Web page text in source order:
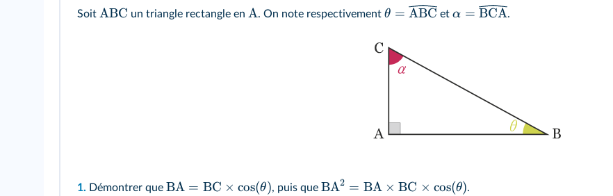
Soit ABC un triangle rectangle en A. On note respectivement θ = ABC etα = BCA.
1. Démontrer que BA = BC × cos(θ), puis que BA2 = BA × BC × cos(θ).